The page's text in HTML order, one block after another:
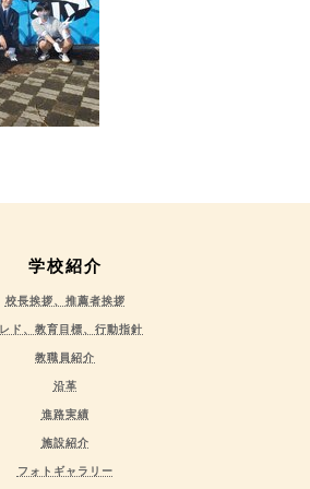
学校紹介
校長挨拶、推薦者挨拶
ド、教育目標、行動指針
教職員紹介
沿革
進路実績
施設紹介
フォトギャラリー